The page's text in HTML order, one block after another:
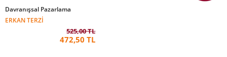
Davranışsal Pazarlama
ERKAN TERZI
525,00 TL
472,50 TL